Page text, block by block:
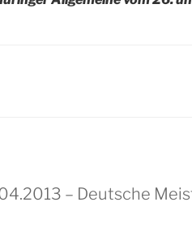
– Deutsche